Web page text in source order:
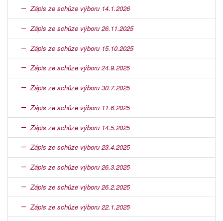
Zápis ze schůze výboru 14.1.2026
Zápis ze schůze výboru 26.11.2025
Zápis ze schůze výboru 15.10.2025
Zápis ze schůze výboru 24.9.2025
Zápis ze schůze výboru 30.7.2025
Zápis ze schůze výboru 11.6.2025
Zápis ze schůze výboru 14.5.2025
Zápis ze schůze výboru 23.4.2025
Zápis ze schůze výboru 26.3.2025
Zápis ze schůze výboru 26.2.2025
Zápis ze schůze výboru 22.1.2025